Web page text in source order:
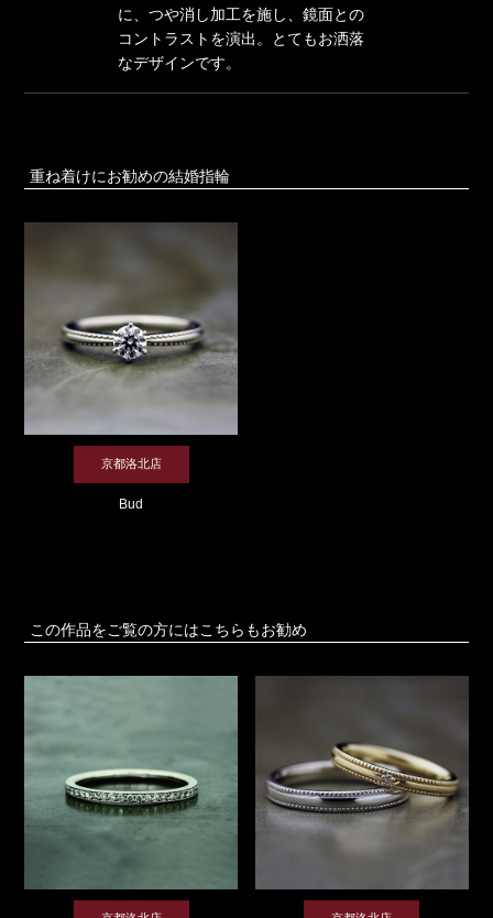
に、つや消し加工を施し、鏡面との
コントラストを演出。とてもお洒落
なデザインです。
重ね着けにお勧めの結婚指輪
京都洛北店
Bud
この作品をご覧の方にはこちらもお勧め